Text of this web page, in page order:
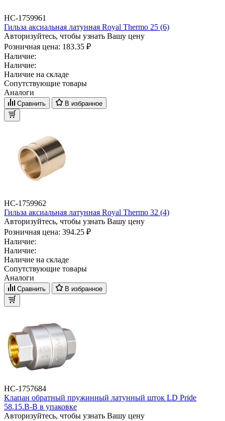
НС-1759961
Гильза аксиальная латунная Royal Thermo 25 (6)
Авторизуйтесь, чтобы узнать Вашу цену
Розничная цена: 183.35 ₽
Наличие:
Наличие:
Наличие на складе
Сопутствующие товары
Аналоги
Сравнить В избранное
НС-1759962
Гильза аксиальная латунная Royal Thermo 32 (4)
Авторизуйтесь, чтобы узнать Вашу цену
Розничная цена: 394.25 ₽
Наличие:
Наличие:
Наличие на складе
Сопутствующие товары
Аналоги
Сравнить В избранное
НС-1757684
Клапан обратный пружинный латунный шток LD Pride
58.15.В-В в упаковке
Авторизуйтесь, чтобы узнать Вашу цену